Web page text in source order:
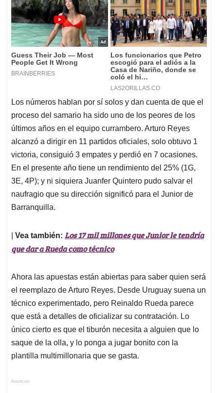
Los números hablan por sí solos y dan cuenta de que el
proceso del samario ha sido uno de los peores de los
últimos años en el equipo currambero. Arturo Reyes
alcanzó a dirigir en 11 partidos oficiales, solo obtuvo 1
victoria, consiguió 3 empates y perdió en 7 ocasiones.
En el presente año tiene un rendimiento del 25% (1G,
3E, 4P); y ni siquiera Juanfer Quintero pudo salvar el
naufragio que su dirección significó para el Junior de
Barranquilla.
Vea también: Los 17 mil millones que Junior le tendría
que dar a Rueda como técnico
Ahora las apuestas están abiertas para saber quien será
el reemplazo de Arturo Reyes. Desde Uruguay suena un
técnico experimentado, pero Reinaldo Rueda parece
que está a detalles de oficializar su contratación. Lo
único cierto es que el tiburón necesita a alguien que lo
saque de la olla, y lo ponga a jugar bonito con la
plantilla multimillonaria que se gasta.
Anuncios.